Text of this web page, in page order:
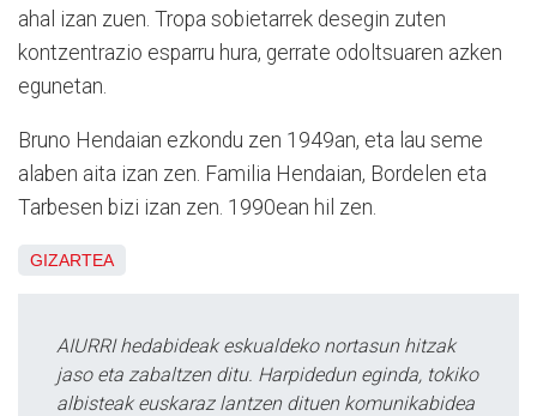
ahal izan zuen. Tropa sobietarrek desegin zuten
kontzentrazio esparru hura, gerrate odoltsuaren azken
egunetan.
Bruno Hendaian ezkondu zen 1949an, eta lau seme
alaben aita izan zen. Familia Hendaian, Bordelen eta
Tarbesen bizi izan zen. 1990ean hil zen.
GIZARTEA
AIURRI hedabideak eskualdeko nortasun hitzak
jaso eta zabaltzen ditu. Harpidedun eginda, tokiko
albisteak euskaraz lantzen dituen komunikabidea